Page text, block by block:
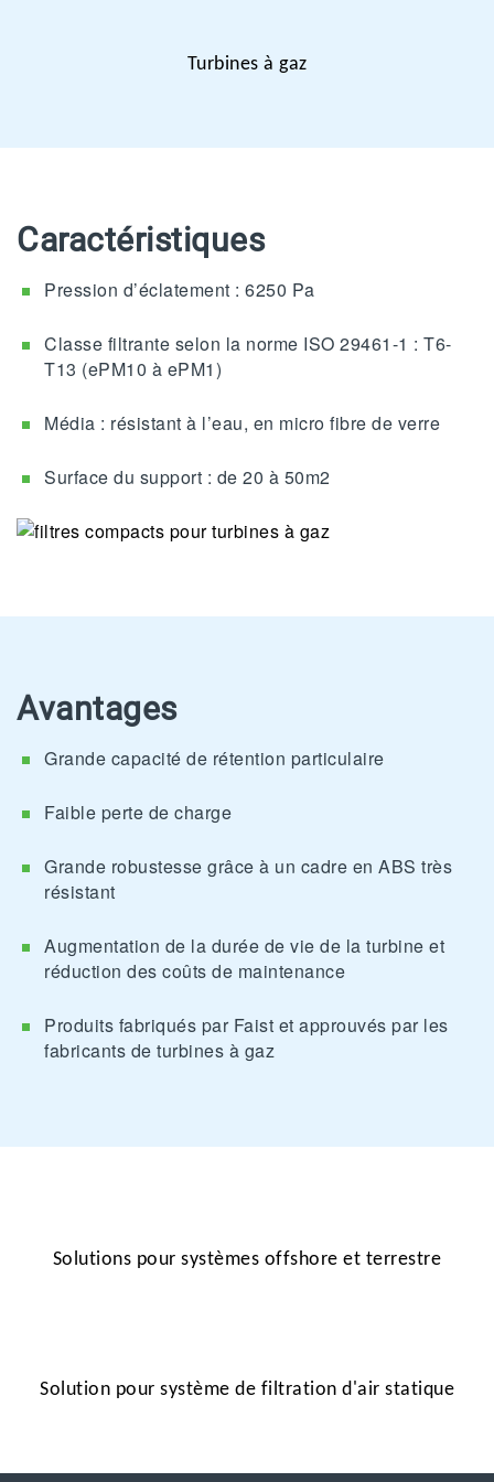
Turbines à gaz
Caractéristiques
Pression d’éclatement : 6250 Pa
Classe filtrante selon la norme ISO 29461-1 : T6-
T13 (ePM10 à ePM1)
Média : résistant à l’eau, en micro fibre de verre
Surface du support : de 20 à 50m2
Avantages
Grande capacité de rétention particulaire
Faible perte de charge
Grande robustesse grâce à un cadre en ABS très
résistant
Augmentation de la durée de vie de la turbine et
réduction des coûts de maintenance
Produits fabriqués par Faist et approuvés par les
fabricants de turbines à gaz
Solutions pour systèmes offshore et terrestre
Solution pour système de filtration d'air statique